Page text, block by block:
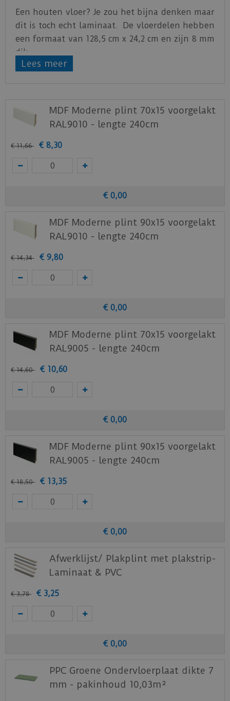
Een houten vloer? Je zou het bijna denken maar
dit is toch echt laminaat. De vloerdelen hebben
een formaat van 128,5 cm x 24,2 cm en zijn 8 mm
dik.
Klikhiervoor het productblad.
Benieuwd hoe deze nieuwe vloer eruit ziet bij je
nieuwe of huidige meubels? Vraag dan
Home.
Lees meer
MDF Moderne plint 70x15 voorgelakt
RAL9010 - lengte 240cm
€ 11,66 € 8,30
€ 0,00
MDF Moderne plint 90x15 voorgelakt
RAL9010 - lengte 240cm
€ 14,34 € 9,80
€ 0,00
MDF Moderne plint 70x15 voorgelakt
RAL9005 - lengte 240cm
€ 14,60 € 10,60
€ 0,00
MDF Moderne plint 90x15 voorgelakt
RAL9005 - lengte 240cm
€ 18,50 € 13,35
€ 0,00
Afwerklijst/ Plakplint met plakstrip-
Laminaat & PVC
€ 3,78 € 3,25
€ 0,00
PPC Groene Ondervloerplaat dikte 7
mm - pakinhoud 10,03m²